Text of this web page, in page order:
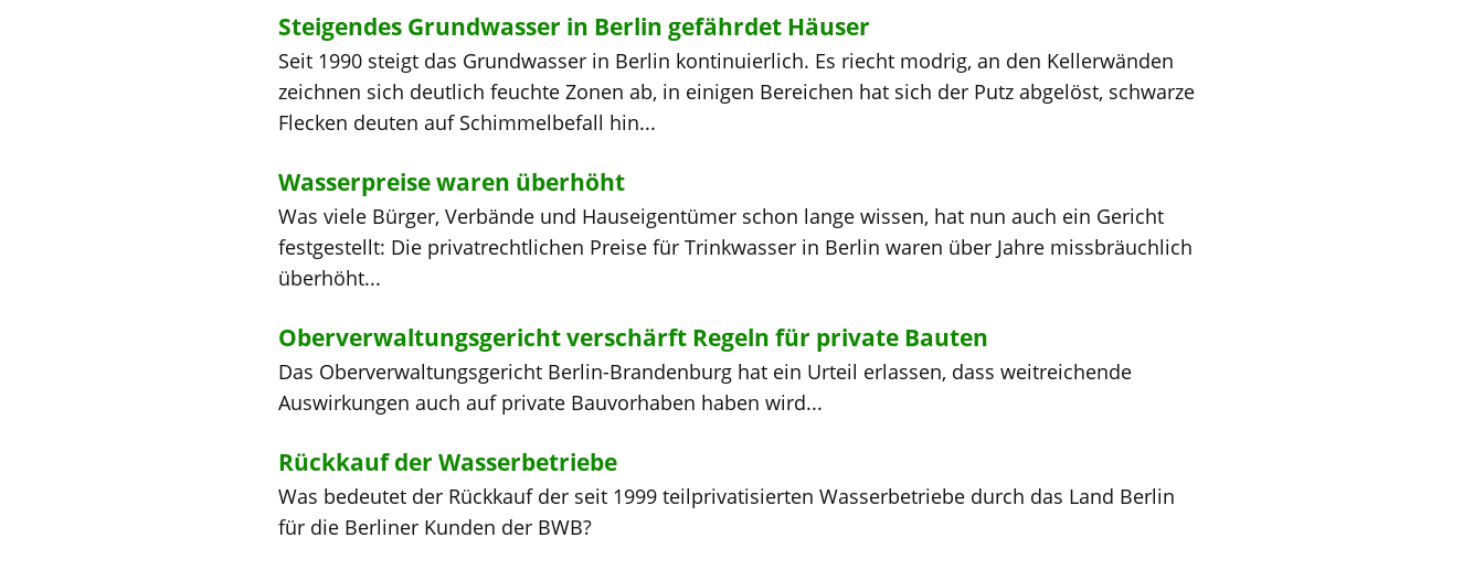
Steigendes Grundwasser in Berlin gefährdet Häuser
Seit 1990 steigt das Grundwasser in Berlin kontinuierlich. Es riecht modrig, an den Kellerwänden
zeichnen sich deutlich feuchte Zonen ab, in einigen Bereichen hat sich der Putz abgelöst, schwarze
Flecken deuten auf Schimmelbefall hin...
Wasserpreise waren überhöht
Was viele Bürger, Verbände und Hauseigentümer schon lange wissen, hat nun auch ein Gericht
festgestellt: Die privatrechtlichen Preise für Trinkwasser in Berlin waren über Jahre missbräuchlich
überhöht...
Oberverwaltungsgericht verschärft Regeln für private Bauten
Das Oberverwaltungsgericht Berlin-Brandenburg hat ein Urteil erlassen, dass weitreichende
Auswirkungen auch auf private Bauvorhaben haben wird...
Rückkauf der Wasserbetriebe
Was bedeutet der Rückkauf der seit 1999 teilprivatisierten Wasserbetriebe durch das Land Berlin
für die Berliner Kunden der BWB?